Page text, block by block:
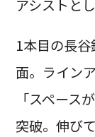
アシストと
1本目の長
面。ライン
「スペース
突破。伸び